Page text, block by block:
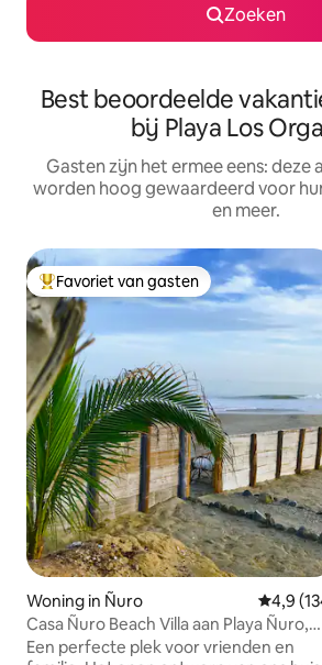
Zoeken
Best beoordeelde
bij Playa Los
Gasten zijn het ermee eens:
worden hoog gewaardeerd voor
en meer.
Topfavoriet van gasten
Favoriet van gasten
Woning in Ñuro
4,9
Casa Ñuro Beach Villa aan Playa Ñuro,
Peru
Een perfecte plek voor vrienden en